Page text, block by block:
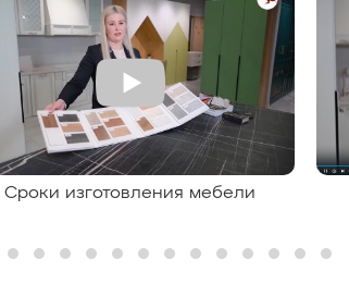
Сроки изготовления мебели